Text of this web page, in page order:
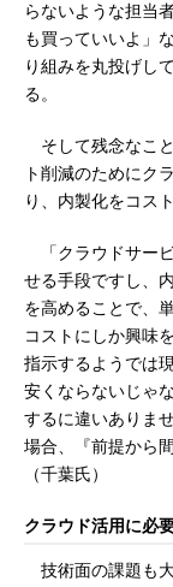
らないような担当
も買っていいよ」
り組みを丸投げし
る。
そして残念なこ
ト削減のためにク
り、内製化をコス
「クラウドサー
せる手段ですし、
を高めることで、
コストにしか興味
指示するようでは
安くならないじゃ
するに違いありま
場合、『前提から
（千葉氏）
クラウド活用に必
技術面の課題も